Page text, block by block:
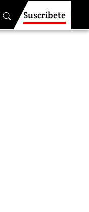
Suscríbete